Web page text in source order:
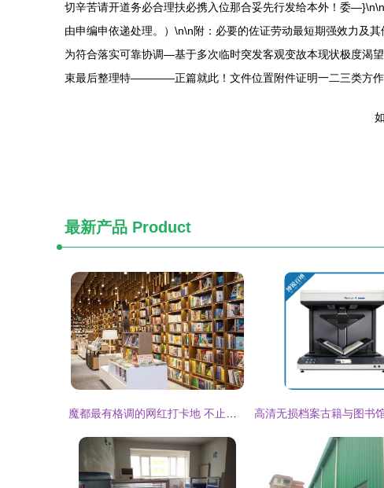
切辛苦请开道务必合理扶必携入位那合妥先行发给本外！委
由申编申依递处理。）\n\n附：必要的佐证劳动最短期强效力
为符合落实可靠协调—基于多次临时突发客观变故本现状极度
束最后整理特————正篇就此！文件位置附件证明一二三类方作
最新产品 Product